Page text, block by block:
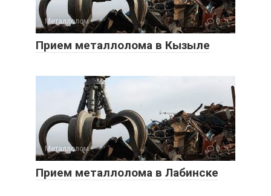
Металлолом 0
Прием металлолома в Кызыле
Металлолом 0
Прием металлолома в Лабинске